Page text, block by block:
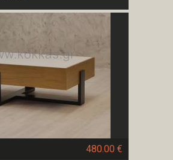
480.00 €